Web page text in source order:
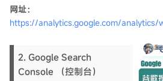
网址：
https://analytics.google.com/
2. Google Search
Console （控制台）